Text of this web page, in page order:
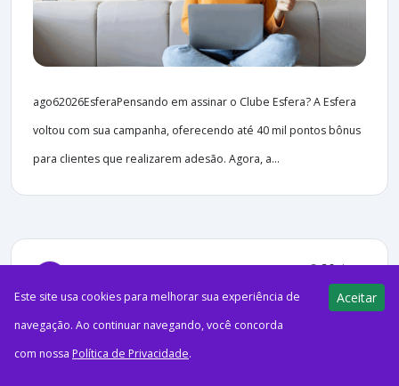
ago62026EsferaPensando em assinar o Clube Esfera? A Esfera
voltou com sua campanha, oferecendo até 40 mil pontos bônus
para clientes que realizarem adesão. Agora, a...
E-Milhas 36 views
Assine o Sam’s Club e ganhe até
4.500 pontos KMV
Este site usa cookies para melhorar sua experiência de
navegação. Ao continuar navegando, você concorda
com nossa Política de Privacidade.
Aceitar